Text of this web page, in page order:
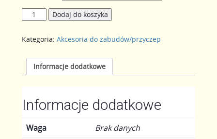
ilość
Belka
Dodaj do koszyka
Kategoria: Akcesoria do zabudów/przyczep
Informacje dodatkowe
Informacje dodatkowe
Waga
Brak danych